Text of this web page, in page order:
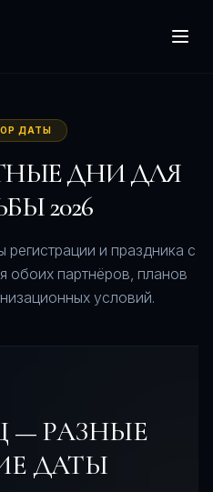
ДАТЫ
ДНИ ДЛЯ
2026
и праздника с
обоих партнёров, планов
условий.
— РАЗНЫЕ
ДАТЫ